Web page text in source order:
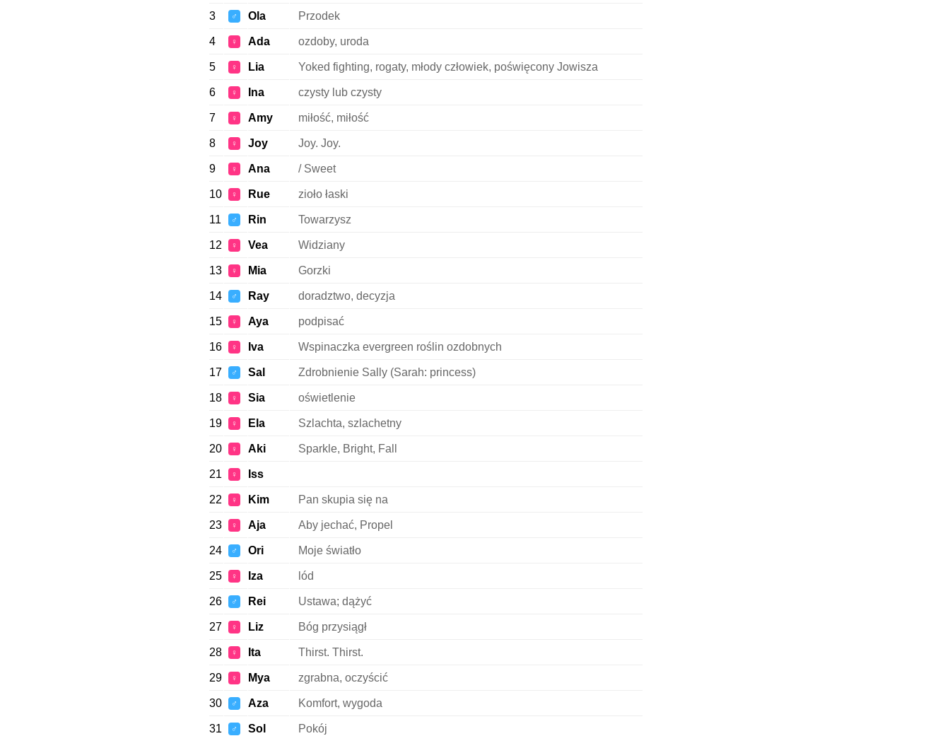
3 ♂ Ola Przodek
4 ♀ Ada ozdoby, uroda
5 ♀ Lia Yoked fighting, rogaty, młody człowiek, poświęcony Jowisza
6 ♀ Ina czysty lub czysty
7 ♀ Amy miłość, miłość
8 ♀ Joy Joy. Joy.
9 ♀ Ana / Sweet
10 ♀ Rue zioło łaski
11 ♂ Rin Towarzysz
12 ♀ Vea Widziany
13 ♀ Mia Gorzki
14 ♂ Ray doradztwo, decyzja
15 ♀ Aya podpisać
16 ♀ Iva Wspinaczka evergreen roślin ozdobnych
17 ♂ Sal Zdrobnienie Sally (Sarah: princess)
18 ♀ Sia oświetlenie
19 ♀ Ela Szlachta, szlachetny
20 ♀ Aki Sparkle, Bright, Fall
21 ♀ Iss
22 ♀ Kim Pan skupia się na
23 ♀ Aja Aby jechać, Propel
24 ♂ Ori Moje światło
25 ♀ Iza lód
26 ♂ Rei Ustawa; dążyć
27 ♀ Liz Bóg przysiągł
28 ♀ Ita Thirst. Thirst.
29 ♀ Mya zgrabna, oczyścić
30 ♂ Aza Komfort, wygoda
31 ♂ Sol Pokój